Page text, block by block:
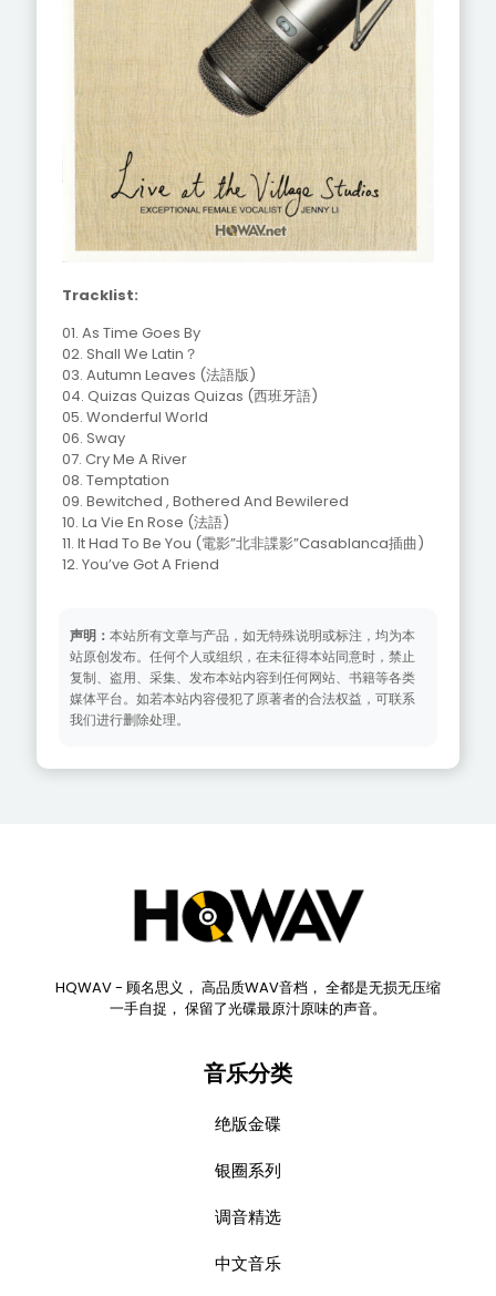
Tracklist:
01. As Time Goes By
02. Shall We Latin？
03. Autumn Leaves (法語版)
04. Quizas Quizas Quizas (西班牙語)
05. Wonderful World
06. Sway
07. Cry Me A River
08. Temptation
09. Bewitched , Bothered And Bewilered
10. La Vie En Rose (法語)
11. It Had To Be You (電影”北非諜影”Casablanca插曲)
12. You’ve Got A Friend
声明： 本站所有文章与产品，如无特殊说明或标注，均为本
站原创发布。任何个人或组织，在未征得本站同意时，禁止
复制、盗用、采集、发布本站内容到任何网站、书籍等各类
媒体平台。如若本站内容侵犯了原著者的合法权益，可联系
我们进行删除处理。
HQWAV - 顾名思义， 高品质WAV音档， 全都是无损无压缩
一手自捉， 保留了光碟最原汁原味的声音。
音乐分类
绝版金碟
银圈系列
调音精选
中文音乐